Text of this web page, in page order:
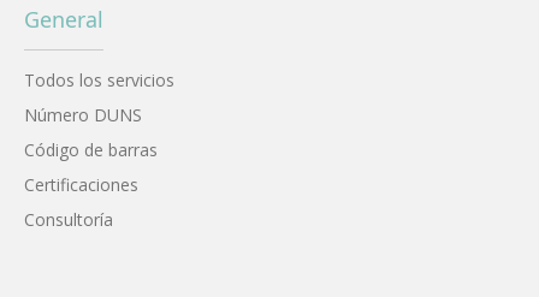
General
Todos los servicios
Número DUNS
Código de barras
Certificaciones
Consultoría